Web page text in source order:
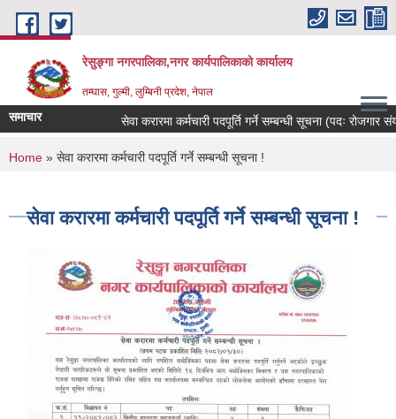
Skip to main content
रेसुङ्गा नगरपालिका,नगर कार्यपालिकाको कार्यालय
तम्घास, गुल्मी, लुम्बिनी प्रदेश, नेपाल
समाचार सेवा करारमा कर्मचारी पदपूर्ति गर्ने सम्बन्धी सूचना (पदः रोजगार
You are here
Home » सेवा करारमा कर्मचारी पदपूर्ति गर्ने सम्बन्धी सूचना !
सेवा करारमा कर्मचारी पदपूर्ति गर्ने सम्बन्धी सूचना !